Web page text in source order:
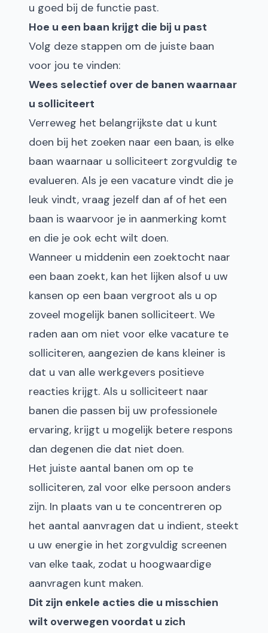
u goed bij de functie past.
Hoe u een baan krijgt die bij u past
Volg deze stappen om de juiste baan
voor jou te vinden:
Wees selectief over de banen waarnaar
u solliciteert
Verreweg het belangrijkste dat u kunt
doen bij het zoeken naar een baan, is elke
baan waarnaar u solliciteert zorgvuldig te
evalueren. Als je een vacature vindt die je
leuk vindt, vraag jezelf dan af of het een
baan is waarvoor je in aanmerking komt
en die je ook echt wilt doen.
Wanneer u middenin een zoektocht naar
een baan zoekt, kan het lijken alsof u uw
kansen op een baan vergroot als u op
zoveel mogelijk banen solliciteert. We
raden aan om niet voor elke vacature te
solliciteren, aangezien de kans kleiner is
dat u van alle werkgevers positieve
reacties krijgt. Als u solliciteert naar
banen die passen bij uw professionele
ervaring, krijgt u mogelijk betere respons
dan degenen die dat niet doen.
Het juiste aantal banen om op te
solliciteren, zal voor elke persoon anders
zijn. In plaats van u te concentreren op
het aantal aanvragen dat u indient, steekt
u uw energie in het zorgvuldig screenen
van elke taak, zodat u hoogwaardige
aanvragen kunt maken.
Dit zijn enkele acties die u misschien
wilt overwegen voordat u zich